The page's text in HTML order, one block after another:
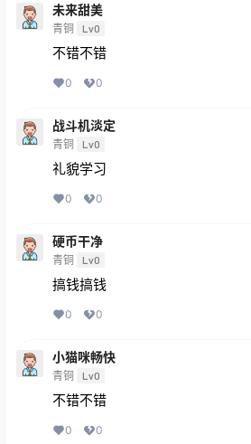
未来甜美
青铜 Lv0
不错不错
0 0
战斗机淡定
青铜 Lv0
礼貌学习
0 0
硬币干净
青铜 Lv0
搞钱搞钱
0 0
小猫咪畅快
青铜 Lv0
不错不错
0 0